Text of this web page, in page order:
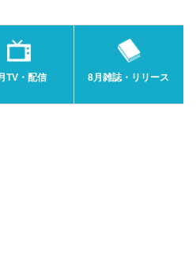
TV・配信 8月雑誌・リリース